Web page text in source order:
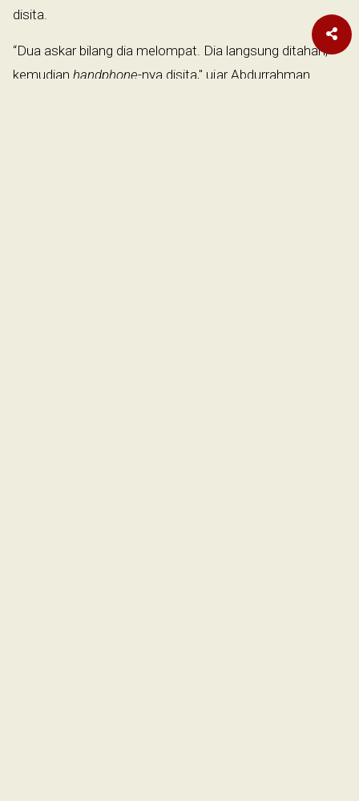
disita.
“Dua askar bilang dia melompat. Dia langsung ditahan,
kemudian handphone-nya disita," ujar Abdurrahman.